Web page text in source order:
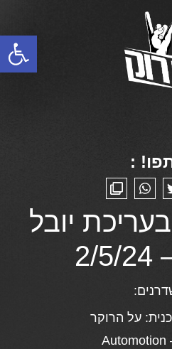
פתח סרגל נגישות
:
יובל
על הרוקר
Automotion